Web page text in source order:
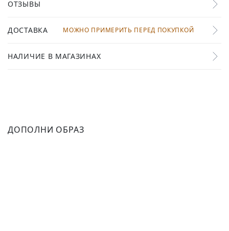
ОТЗЫВЫ
ДОСТАВКА МОЖНО ПРИМЕРИТЬ ПЕРЕД ПОКУПКОЙ
НАЛИЧИЕ В МАГАЗИНАХ
ДОПОЛНИ ОБРАЗ